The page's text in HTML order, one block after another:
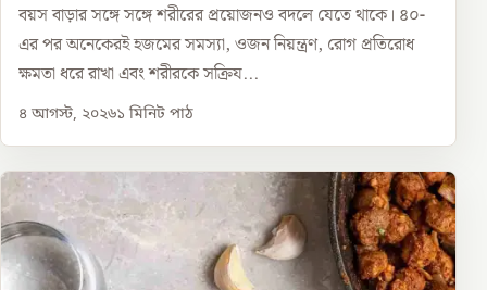
বয়স বাড়ার সঙ্গে সঙ্গে শরীরের প্রয়োজনও বদলে যেতে থাকে। ৪০-
এর পর অনেকেরই হজমের সমস্যা, ওজন নিয়ন্ত্রণ, রোগ প্রতিরোধ
ক্ষমতা ধরে রাখা এবং শরীরকে সক্রিয...
৪ আগস্ট, ২০২৬১ মিনিট পাঠ